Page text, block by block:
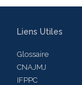
Liens Utiles
Glossaire
CNAJMJ
IFPPC